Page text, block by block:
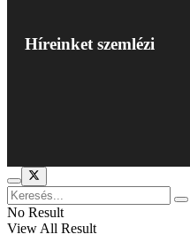
Híreinket szemlézi
No Result
View All Result